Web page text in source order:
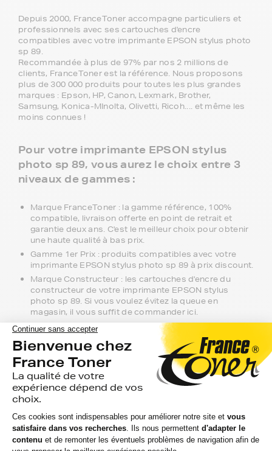
Depuis 2000, FranceToner accompagne particuliers et
professionnels avec ses cartouches d'encre
compatibles avec votre imprimante EPSON stylus photo
sp 89.
Recommandée à plus de 97% par nos 2 millions de
clients, FranceToner est la référence. Nous proposons
plus de 300 000 produits pour toutes les plus grandes
marques : Epson, HP, Canon, Lexmark, Brother,
Samsung, Konica-MInolta, Olivetti, Ricoh.... et même les
moins connues !
Pour votre imprimante EPSON stylus
photo sp 89, vous aurez le choix entre 3
niveaux de gammes :
Marque FranceToner : la gamme référence, 100%
compatible, livraison offerte en point de retrait et
garantie deux ans. C'est le meilleur choix pour obtenir
une haute qualité à bas prix.
Gamme 1er Prix : produits compatibles avec votre
imprimante EPSON stylus photo sp 89 à prix discount.
Marque Constructeur : les cartouches d'encre du
constructeur de votre imprimante EPSON stylus
photo sp 89. Si vous voulez évitez la queue en
magasin, il vous suffit de commander ici.
Notre équipe de conseillers se tient à
votre disposition si vous avez des
questions.
Nous sommes disponibles depuis votre espace client ou
directement par téléphone. N'hésitez pas à regarder nos
packs de cartouches si vous souhaitez optimiser le coût
à la feuille imprimée.